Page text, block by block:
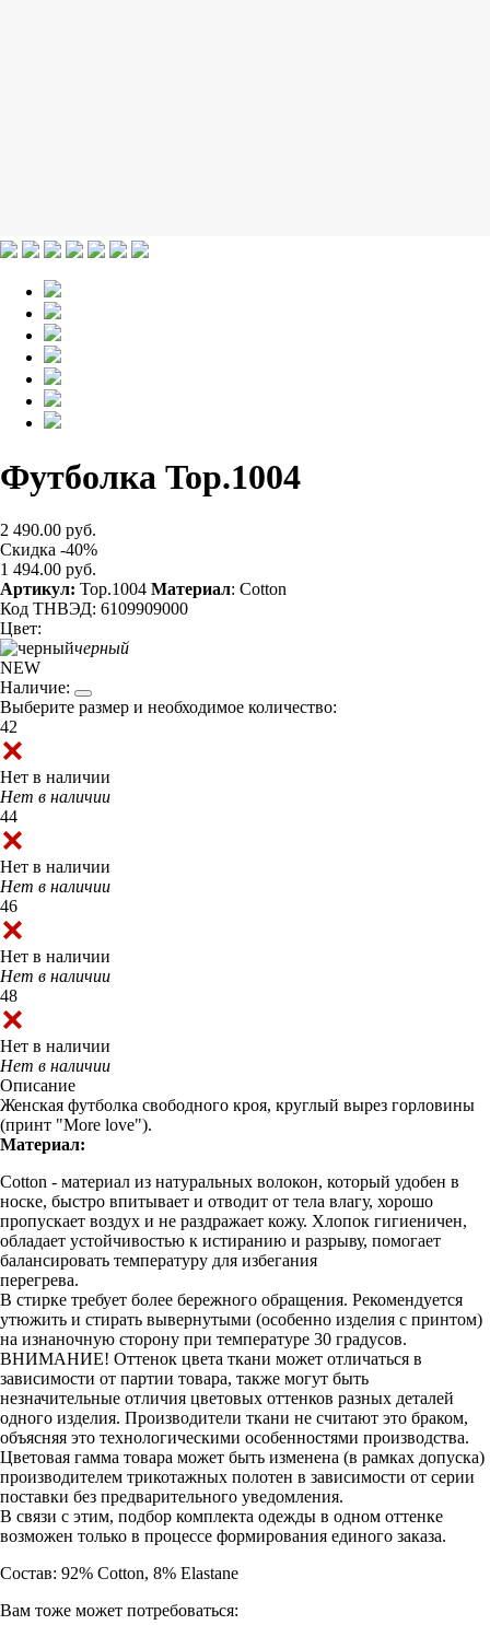
Футболка Top.1004
2 490.00 руб.
Скидка -40%
1 494.00 руб.
Артикул: Top.1004 Материал: Cotton
Код ТНВЭД: 6109909000
Цвет:
черный
NEW
Наличие:
Выберите размер и необходимое количество:
42
Нет в наличии
Нет в наличии
44
Нет в наличии
Нет в наличии
46
Нет в наличии
Нет в наличии
48
Нет в наличии
Нет в наличии
Описание
Женская футболка свободного кроя, круглый вырез горловины
(принт "More love").
Материал:
Cotton - материал из натуральных волокон, который удобен в
носке, быстро впитывает и отводит от тела влагу, хорошо
пропускает воздух и не раздражает кожу. Хлопок гигиеничен,
обладает устойчивостью к истиранию и разрыву, помогает
балансировать температуру для избегания
перегрева.
В стирке требует более бережного обращения. Рекомендуется
утюжить и стирать вывернутыми (особенно изделия с принтом)
на изнаночную сторону при температуре 30 градусов.
ВНИМАНИЕ! Оттенок цвета ткани может отличаться в
зависимости от партии товара, также могут быть
незначительные отличия цветовых оттенков разных деталей
одного изделия. Производители ткани не считают это браком,
объясняя это технологическими особенностями производства.
Цветовая гамма товара может быть изменена (в рамках допуска)
производителем трикотажных полотен в зависимости от серии
поставки без предварительного уведомления.
В связи с этим, подбор комплекта одежды в одном оттенке
возможен только в процессе формирования единого заказа.
Состав: 92% Cotton, 8% Elastane
Вам тоже может потребоваться: